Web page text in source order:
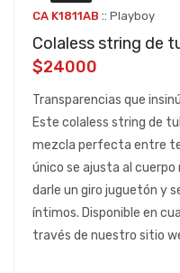
CA K1811AB :: Playboy
Colaless string de
$24000
Transparencias que
Este colaless string de
mezcla perfecta entre
único se ajusta al
darle un giro juguetón y
íntimos. Disponible en
través de nuestro sitio